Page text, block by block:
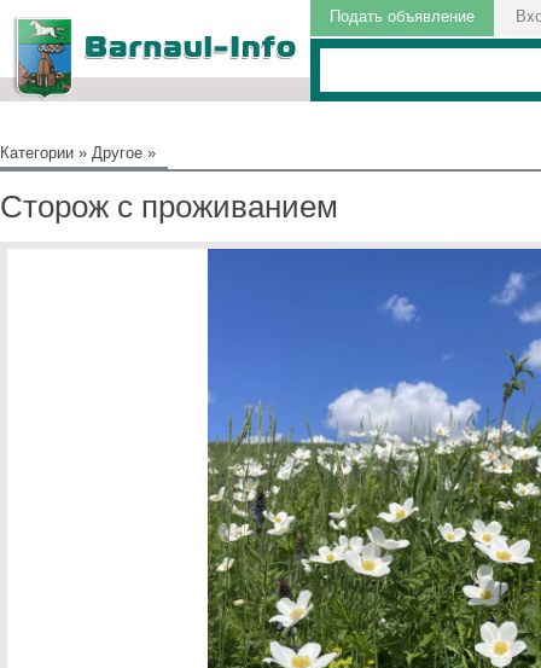
Подать объявление
Категории » Другое »
Сторож с проживанием